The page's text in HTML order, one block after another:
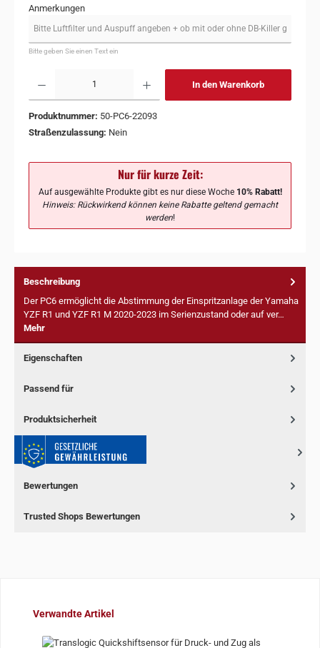
Anmerkungen
Bitte geben Sie einen Text ein
In den Warenkorb
Produktnummer: 50-PC6-22093
Straßenzulassung: Nein
Nur für kurze Zeit:
Auf ausgewählte Produkte gibt es nur diese Woche10% Rabatt!
Hinweis: Rückwirkend können keine Rabatte geltend gemacht
werden!
Beschreibung
Der PC6 ermöglicht die Abstimmung der Einspritzanlage der Yamaha
YZF R1 und YZF R1 M 2020-2023 im Serienzustand oder auf ver…
Mehr
Eigenschaften
Passend für
Produktsicherheit
Bewertungen
Trusted Shops Bewertungen
Produktgalerie überspringen
Verwandte Artikel